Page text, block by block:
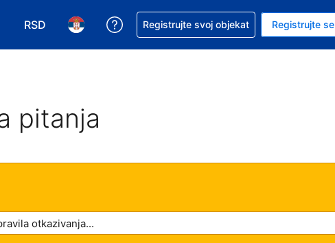
RSD
Izaberite valutu. Vaša trenutna valuta je dinar
Izaberite jezik. Vaš trenutni jezik je Srpskom
Zatražite pomoć u vezi sa rezervacijom
Registrujte svoj objekat Registrujte se
pitanja